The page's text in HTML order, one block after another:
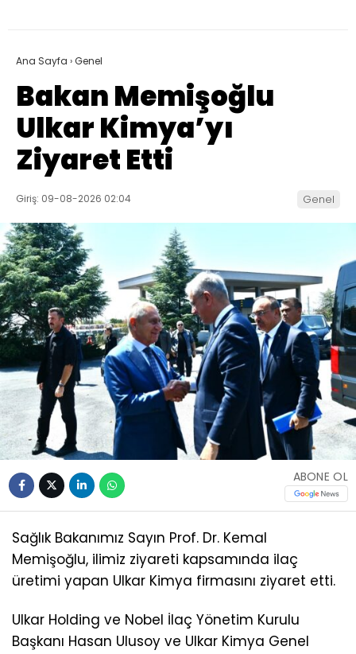
Ana Sayfa ›Genel
Bakan Memişoğlu
Ulkar Kimya’yı
Ziyaret Etti
Giriş: 09-08-2026 02:04 Genel
ABONE OL
Sağlık Bakanımız Sayın Prof. Dr. Kemal
Memişoğlu, ilimiz ziyareti kapsamında ilaç
üretimi yapan Ulkar Kimya firmasını ziyaret etti.
Ulkar Holding ve Nobel İlaç Yönetim Kurulu
Başkanı Hasan Ulusoy ve Ulkar Kimya Genel